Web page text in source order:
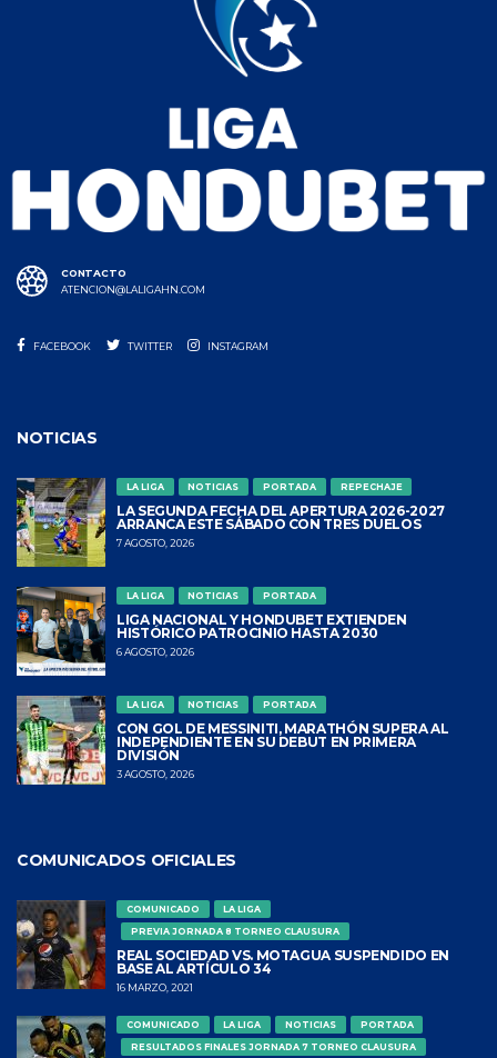
CONTACTO
ATENCION@LALIGAHN.COM
FACEBOOK TWITTER INSTAGRAM
NOTICIAS
LA LIGA NOTICIAS PORTADA REPECHAJE
LA SEGUNDA FECHA DEL APERTURA 2026-2027
ARRANCA ESTE SÁBADO CON TRES DUELOS
7 AGOSTO, 2026
LA LIGA NOTICIAS PORTADA
LIGA NACIONAL Y HONDUBET EXTIENDEN
HISTÓRICO PATROCINIO HASTA 2030
6 AGOSTO, 2026
LA LIGA NOTICIAS PORTADA
CON GOL DE MESSINITI, MARATHÓN SUPERA AL
INDEPENDIENTE EN SU DEBUT EN PRIMERA
DIVISIÓN
3 AGOSTO, 2026
COMUNICADOS OFICIALES
COMUNICADO
LA LIGA
PREVIA JORNADA 8 TORNEO CLAUSURA
REAL SOCIEDAD VS. MOTAGUA SUSPENDIDO EN
BASE AL ARTÍCULO 34
16 MARZO, 2021
COMUNICADO LA LIGA NOTICIAS
PORTADA
RESULTADOS FINALES JORNADA 7 TORNEO CLAUSURA